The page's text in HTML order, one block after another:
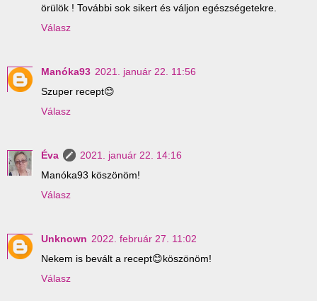
örülök ! További sok sikert és váljon egészségetekre.
Válasz
Manóka93 2021. január 22. 11:56
Szuper recept😊
Válasz
Éva
2021. január 22. 14:16
Manóka93 köszönöm!
Válasz
Unknown 2022. február 27. 11:02
Nekem is bevált a recept😊köszönöm!
Válasz